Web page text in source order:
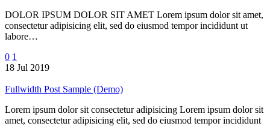
DOLOR IPSUM DOLOR SIT AMET Lorem ipsum dolor sit amet,
consectetur adipisicing elit, sed do eiusmod tempor incididunt ut
labore…
0 1
18 Jul 2019
Fullwidth Post Sample (Demo)
Lorem ipsum dolor sit consectetur adipisicing Lorem ipsum dolor sit
amet, consectetur adipisicing elit, sed do eiusmod tempor incididunt